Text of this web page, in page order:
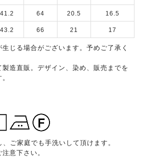
41.2 64 20.5 16.5
43.2 66 21 17
じる場合がございます。予めご了承く
造直販。デザイン、染め、販売までを
ご家庭でも手洗いして頂けます。
意下さい。